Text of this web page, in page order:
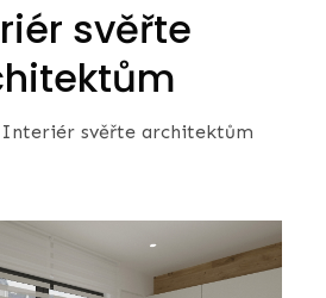
svěřte
Interiér svěřte architektům